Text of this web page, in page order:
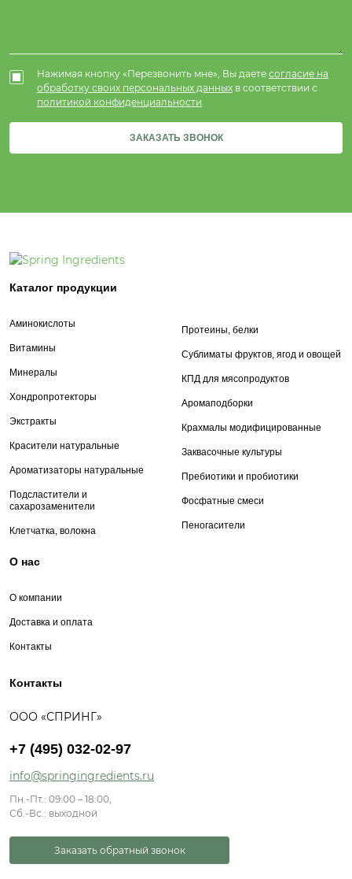
Нажимая кнопку «Перезвонить мне», Вы даете согласие на
обработку своих персональных данных в соответствии с
политикой конфиденциальности.
ЗАКАЗАТЬ ЗВОНОК
Каталог продукции
Аминокислоты
Витамины
Минералы
Хондропротекторы
Экстракты
Красители натуральные
Ароматизаторы натуральные
Подсластители и
сахарозаменители
Клетчатка, волокна
Протеины, белки
Сублиматы фруктов, ягод и овощей
КПД для мясопродуктов
Аромаподборки
Крахмалы модифицированные
Заквасочные культуры
Пребиотики и пробиотики
Фосфатные смеси
Пеногасители
О нас
О компании
Доставка и оплата
Контакты
Контакты
ООО «СПРИНГ»
+7 (495) 032-02-97
info@springingredients.ru
Пн.-Пт.: 09:00 – 18:00,
Сб.-Вс.: выходной
Заказать обратный звонок